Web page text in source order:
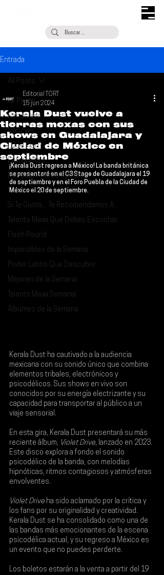
Entrada
All Posts
Escúchalo
Noticias
¿Qué Plan?
Entrevistas
Descubrimiento Semanal
Coberturas
Si Te Gusta... Te Recomendamos A...
Talento Mexa Que Debes Escuchar
Flash Round
Imperdibles de la Semana
Poder Latino Que Descubrir
Mejores de la Semana
Talento Mexa Semanal
Álbumes de la Semana
All Posts
Kerala Dust vuelve a
tierras mexas con sus
shows en Guadalajara y
Ciudad de México en
septiembre
Editorial TORT
15 jun 2024
¡ Kerala Dust regresa a México! La banda británica
se presentará en el C3 Stage de Guadalajara el 19
de septiembre y en el
Foro Puebla de la Ciudad de
México el 20 de septiembre.
Kerala Dust ha cautivado a la audiencia
mexicana con su sonido único que combina
elementos tribales, electrónicos y
psicodélicos. Sus shows en vivo son
conocidos por su energía electrizante y su
capacidad para transportar al público a un
viaje sensorial.
En esta gira, Kerala Dust presentará su más
reciente álbum, Violet Drive, lanzado en 2023.
Este disco explora a fondo el sonido
psicodélico de la banda, con melodías
hipnóticas, ritmos contagiosos y atmósferas
envolventes.
Violet Drive ha sido aclamado por la crítica y
los fans por su originalidad y creatividad.
Kerala Dust se ha consolidado como una de
las bandas más emocionantes de la escena
psicodélica actual, y su regreso a México es
un evento que no puedes perderte.
Los boletos estarán a la venta a partir del 19